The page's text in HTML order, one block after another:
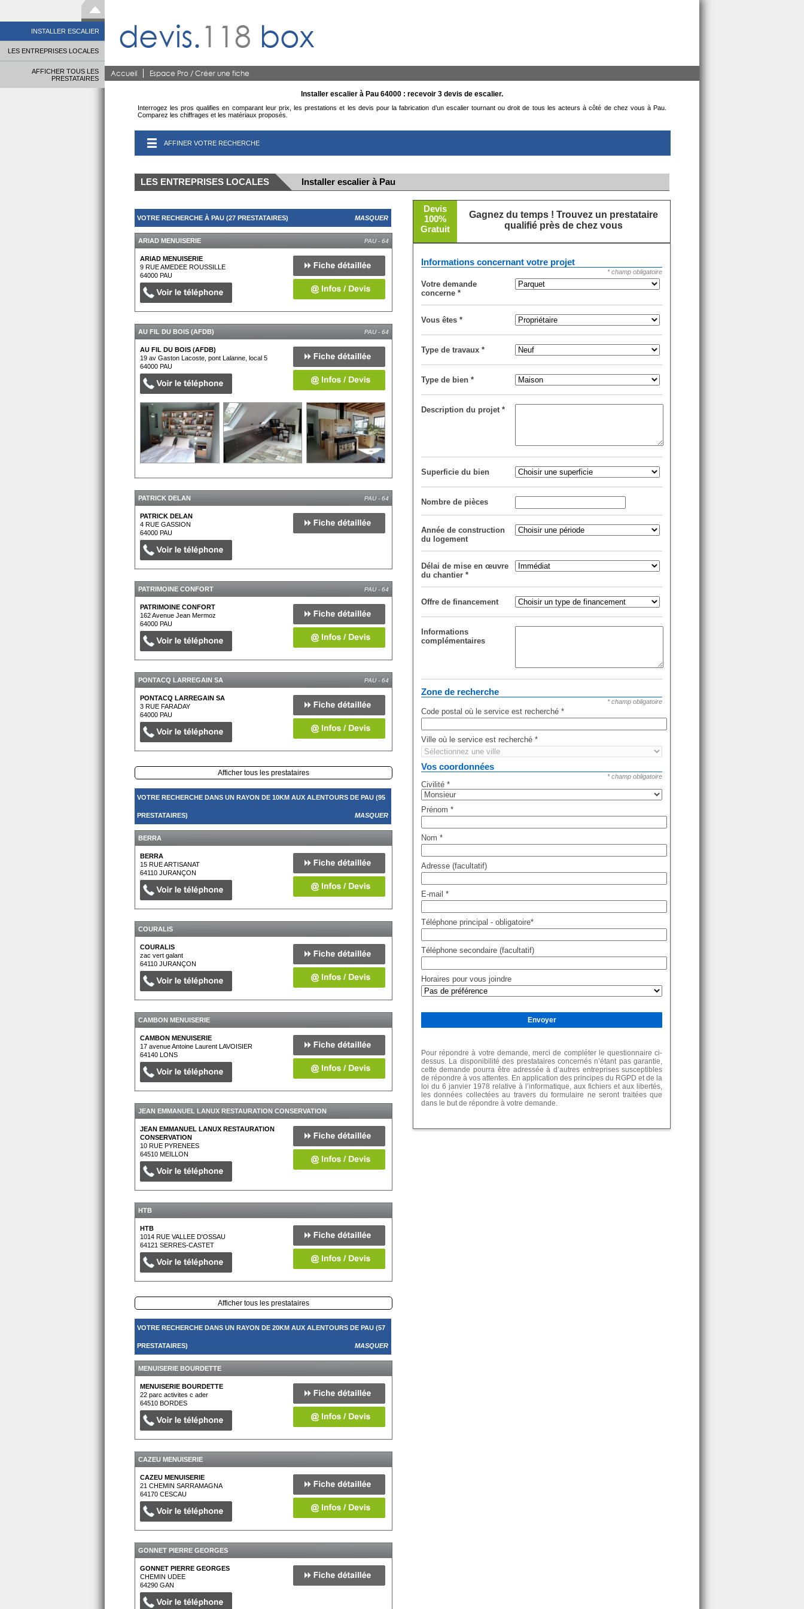
devis.118 box
Accueil Espace Pro / Créer une fiche
INSTALLER ESCALIER
LES ENTREPRISES LOCALES
AFFICHER TOUS LES
PRESTATAIRES
Installer escalier à Pau 64000 : recevoir 3 devis de escalier.
Interrogez les pros qualifies en comparant leur prix, les prestations et les devis pour la fabrication d’un escalier tournant ou droit de tous les acteurs à côté de chez vous à Pau.
Comparez les chiffrages et les matériaux proposés.
AFFINER VOTRE RECHERCHE
LES ENTREPRISES LOCALES Installer escalier à Pau
VOTRE RECHERCHE À PAU (27 PRESTATAIRES) MASQUER
ARIAD MENUISERIE PAU - 64
ARIAD MENUISERIE
9 RUE AMEDEE ROUSSILLE
64000PAU
AU FIL DU BOIS (AFDB) PAU - 64
AU FIL DU BOIS (AFDB)
19 av Gaston Lacoste, pont Lalanne, local 5
64000PAU
PATRICK DELAN PAU - 64
PATRICK DELAN
4 RUE GASSION
64000PAU
PATRIMOINE CONFORT PAU - 64
PATRIMOINE CONFORT
162 Avenue Jean Mermoz
64000PAU
PONTACQ LARREGAIN SA PAU - 64
PONTACQ LARREGAIN SA
3 RUE FARADAY
64000PAU
Afficher tous les prestataires
VOTRE RECHERCHE DANS UN RAYON DE 10KM AUX ALENTOURS DE PAU (95
PRESTATAIRES) MASQUER
BERRA
BERRA
15 RUE ARTISANAT
64110JURANÇON
COURALIS
COURALIS
zac vert galant
64110JURANÇON
CAMBON MENUISERIE
CAMBON MENUISERIE
17 avenue Antoine Laurent LAVOISIER
64140LONS
JEAN EMMANUEL LANUX RESTAURATION CONSERVATION
JEAN EMMANUEL LANUX RESTAURATION
CONSERVATION
10 RUE PYRENEES
64510MEILLON
HTB
HTB
1014 RUE VALLEE D'OSSAU
64121SERRES-CASTET
Afficher tous les prestataires
VOTRE RECHERCHE DANS UN RAYON DE 20KM AUX ALENTOURS DE PAU (57
PRESTATAIRES) MASQUER
MENUISERIE BOURDETTE
MENUISERIE BOURDETTE
22 parc activites c ader
64510BORDES
CAZEU MENUISERIE
CAZEU MENUISERIE
21 CHEMIN SARRAMAGNA
64170CESCAU
GONNET PIERRE GEORGES
GONNET PIERRE GEORGES
CHEMIN UDEE
64290GAN
Devis
100%
Gratuit
Gagnez du temps ! Trouvez un prestataire
qualifié près de chez vous
Informations concernant votre projet
* champ obligatoire
Votre demande
concerne *
Vous êtes *
Type de travaux *
Type de bien *
Description du projet *
Superficie du bien
Nombre de pièces
Année de construction
du logement
Délai de mise en œuvre
du chantier *
Offre de financement
Informations
complémentaires
Zone de recherche
* champ obligatoire
Code postal où le service est recherché *
Ville où le service est recherché *
Vos coordonnées
* champ obligatoire
Civilité *
Prénom *
Nom *
Adresse (facultatif)
E-mail *
Téléphone principal - obligatoire*
Téléphone secondaire (facultatif)
Horaires pour vous joindre
Pour répondre à votre demande, merci de compléter le questionnaire ci-
dessus. La disponibilité des prestataires concernés n’étant pas garantie,
cette demande pourra être adressée à d’autres entreprises susceptibles
de répondre à vos attentes. En application des principes du RGPD et de la
loi du 6 janvier 1978 relative à l’informatique, aux fichiers et aux libertés,
les données collectées au travers du formulaire ne seront traitées que
dans le but de répondre à votre demande.